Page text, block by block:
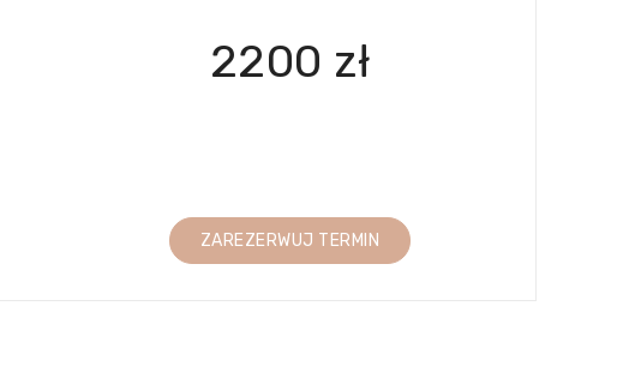
2200 zł
ZAREZERWUJ TERMIN